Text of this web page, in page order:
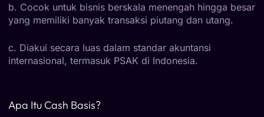
b. Cocok untuk bisnis berskala menengah hingga besar
yang memiliki banyak transaksi piutang dan utang.
c. Diakui secara luas dalam standar akuntansi
internasional, termasuk PSAK di Indonesia.
Apa Itu Cash Basis?